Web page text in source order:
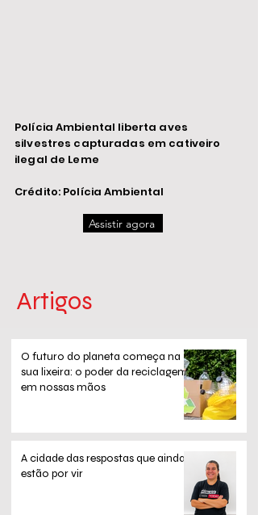
Polícia Ambiental liberta aves
silvestres capturadas em cativeiro
ilegal de Leme
Crédito: Polícia Ambiental
Assistir agora
Artigos
O futuro do planeta começa na
sua lixeira: o poder da reciclagem
em nossas mãos
A cidade das respostas que ainda
estão por vir